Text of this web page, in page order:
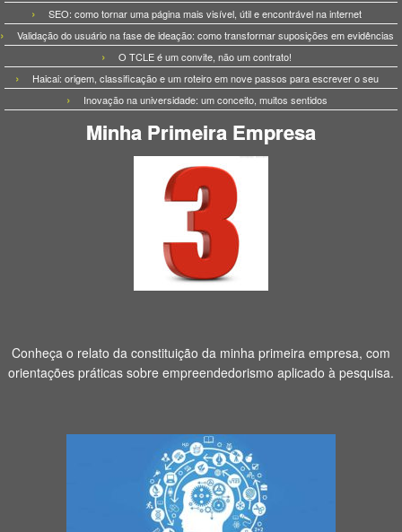
SEO: como tornar uma página mais visível, útil e encontrável na internet
Validação do usuário na fase de ideação: como transformar suposições em evidências
O TCLE é um convite, não um contrato!
Haicai: origem, classificação e um roteiro em nove passos para escrever o seu
Inovação na universidade: um conceito, muitos sentidos
Minha Primeira Empresa
Conheça o relato da constituição da minha primeira empresa, com
orientações práticas sobre empreendedorismo aplicado à pesquisa.